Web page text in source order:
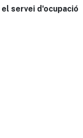
el servei d'ocupació